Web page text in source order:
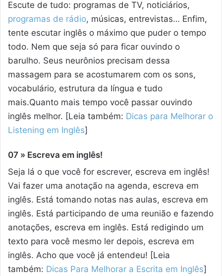
Escute de tudo: programas de TV, noticiários,
programas de rádio, músicas, entrevistas… Enfim,
tente escutar inglês o máximo que puder o tempo
todo. Nem que seja só para ficar ouvindo o
barulho. Seus neurônios precisam dessa
massagem para se acostumarem com os sons,
vocabulário, estrutura da língua e tudo
mais.Quanto mais tempo você passar ouvindo
inglês melhor. [Leia também: Dicas para Melhorar o
Listening em Inglês]
07 » Escreva em inglês!
Seja lá o que você for escrever, escreva em inglês!
Vai fazer uma anotação na agenda, escreva em
inglês. Está tomando notas nas aulas, escreva em
inglês. Está participando de uma reunião e fazendo
anotações, escreva em inglês. Está redigindo um
texto para você mesmo ler depois, escreva em
inglês. Acho que você já entendeu! [Leia
também: Dicas Para Melhorar a Escrita em Inglês]